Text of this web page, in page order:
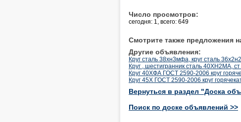
Число просмотров:
сегодня: 1, всего: 649
Смотрите также предложения
Другие объявления:
Круг сталь 38хн3мфа, круг сталь
Круг , шестигранник сталь 40ХН2МА,
Круг 40ХФА ГОСТ 2590-2006 круг
Круг 45Х ГОСТ 2590-2006 круг
Вернуться в раздел "Доска
Поиск по доске объявлений >>